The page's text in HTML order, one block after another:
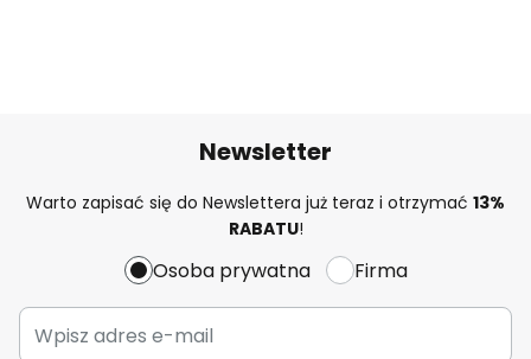
Newsletter
Warto zapisać się do Newslettera już teraz i otrzymać 13%
RABATU!
Osoba prywatna Firma